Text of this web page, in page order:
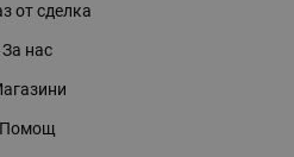
от сделка
За нас
Помощ